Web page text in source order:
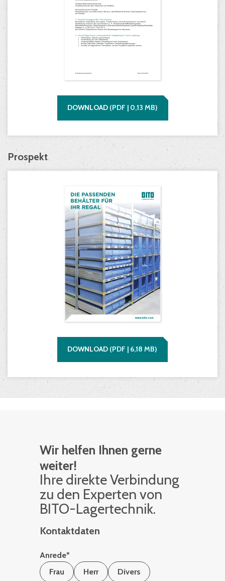
DOWNLOAD (PDF | 0,13 MB)
Prospekt
DOWNLOAD (PDF | 6,18 MB)
Wir helfen Ihnen gerne
weiter!
Ihre di­rek­te Ver­bin­dung
zu den Ex­per­ten von
BITO-La­ger­tech­nik.
Kontaktdaten
Anrede*
Frau
Herr Divers